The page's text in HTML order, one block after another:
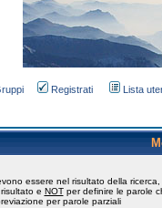
Registrati Lista
essere nel risultato della ricerca,
e NOTper definire le parole
per parole parziali